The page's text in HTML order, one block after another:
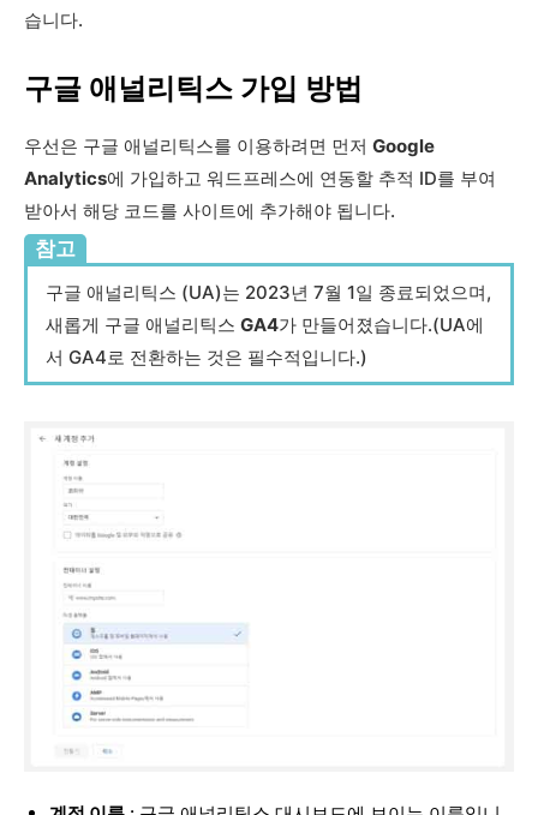
습니다.
구글 애널리틱스 가입 방법
우선은 구글 애널리틱스를 이용하려면 먼저 Google
Analytics에 가입하고 워드프레스에 연동할 추적 ID를 부여
받아서 해당 코드를 사이트에 추가해야 됩니다.
참고
구글 애널리틱스 (UA)는 2023년 7월 1일 종료되었으며,
새롭게 구글 애널리틱스 GA4가 만들어졌습니다.(UA에
서 GA4로 전환하는 것은 필수적입니다.)